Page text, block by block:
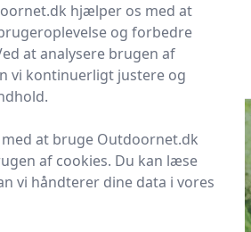
OutdoorNet
du hoftebæltet på
hjælper os med at
og forbedre
at analysere brugen af
vi kontinuerligt justere og
at bruge Outdoornet.dk
af cookies. Du kan læse
vi håndterer dine data i vores